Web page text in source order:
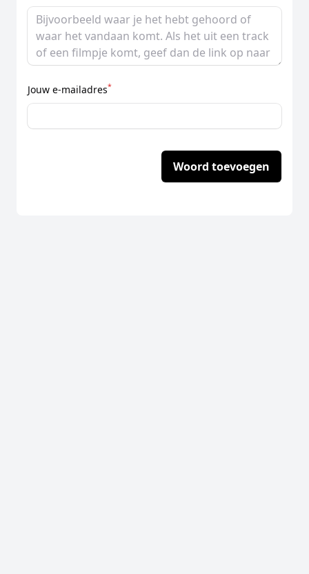
Jouw e-mailadres*
Woord toevoegen